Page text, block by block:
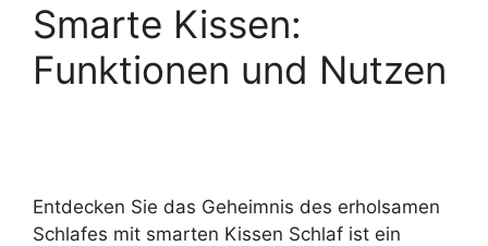
Smarte Kissen:
Funktionen und Nutzen
Entdecken Sie das Geheimnis des erholsamen
Schlafes mit smarten Kissen Schlaf ist ein